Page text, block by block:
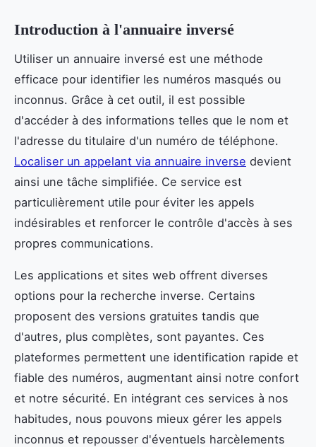
Introduction à l'annuaire inversé
Utiliser un annuaire inversé est une méthode
efficace pour identifier les numéros masqués ou
inconnus. Grâce à cet outil, il est possible
d'accéder à des informations telles que le nom et
l'adresse du titulaire d'un numéro de téléphone.
Localiser un appelant via annuaire inverse devient
ainsi une tâche simplifiée. Ce service est
particulièrement utile pour éviter les appels
indésirables et renforcer le contrôle d'accès à ses
propres communications.
Les applications et sites web offrent diverses
options pour la recherche inverse. Certains
proposent des versions gratuites tandis que
d'autres, plus complètes, sont payantes. Ces
plateformes permettent une identification rapide et
fiable des numéros, augmentant ainsi notre confort
et notre sécurité. En intégrant ces services à nos
habitudes, nous pouvons mieux gérer les appels
inconnus et repousser d'éventuels harcèlements